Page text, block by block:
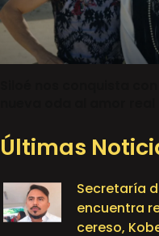
Últimas
Secretaría
encuentra
cereso,